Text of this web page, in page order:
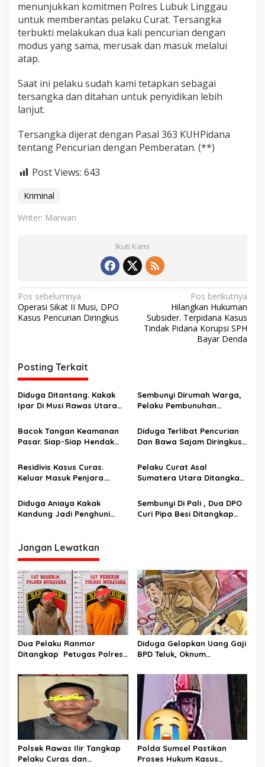
menunjukkan komitmen Polres Lubuk Linggau
untuk memberantas pelaku Curat. Tersangka
terbukti melakukan dua kali pencurian dengan
modus yang sama, merusak dan masuk melalui
atap.
Saat ini pelaku sudah kami tetapkan sebagai
tersangka dan ditahan untuk penyidikan lebih
lanjut.
Tersangka dijerat dengan Pasal 363 KUHPidana
tentang Pencurian dengan Pemberatan. (**)
Post Views: 643
Kriminal
Writer: Marwan
Ikuti Kami
N
a
g
a
s
i
p
o
s
Pos sebelumnya
Operasi Sikat II Musi, DPO
Kasus Pencurian Diringkus
Pos berikutnya
Hilangkan Hukuman
Subsider. Terpidana Kasus
Tindak Pidana Korupsi SPH
Bayar Denda
Posting Terkait
Diduga Ditantang. Kakak
Ipar Di Musi Rawas Utara
Oleh Adik Ipar. Pelaku
Ditangkap Di Ogan Ilir
Sembunyi Dirumah Warga,
Pelaku Pembunuhan
Ditangkap
Bacok Tangan Keamanan
Pasar. Siap-Siap Hendak
Tim Macan Linggau
Diduga Terlibat Pencurian
Dan Bawa Sajam Diringkus
Residivis Kasus Curas.
Keluar Masuk Penjara.
Rawas Ilir
Pelaku Curat Asal
Sumatera Utara Ditangkap
Linggau Barat
Diduga Aniaya Kakak
Kandung Jadi Penghuni
Sembunyi Di Pali , Dua DPO
Curi Pipa Besi Ditangkap
Jangan Lewatkan
Dua Pelaku Ranmor
Ditangkap Petugas Polres
Diduga Gelapkan Uang Gaji
BPD Teluk, Oknum
Ke Polisi
Polsek Rawas Ilir Tangkap
Pelaku Curas dan
Polda Sumsel Pastikan
Proses Hukum Kasus